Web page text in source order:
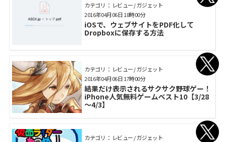
カテゴリ： レビュー / ガジェット
iOSで、ウェブサイトをPDF化して
Dropboxに保存する方法
2016年04月06日 18時00分
カテゴリ： レビュー / ガジェット
結果だけ表示されるサクサク野球ゲー！
iPhone人気無料ゲームベスト10【3/28
～4/3】
2016年04月06日 17時00分
カテゴリ： レビュー / ガジェット